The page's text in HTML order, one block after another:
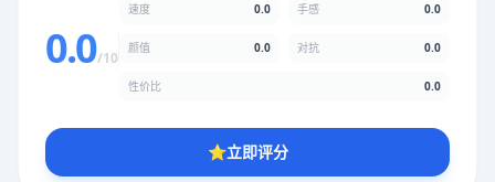
0.0/10
速度 0.0 手感 0.0
颜值 0.0 对抗 0.0
性价比 0.0
⭐立即评分
★★ ★ ★
性价比
★★★★★★★★★★